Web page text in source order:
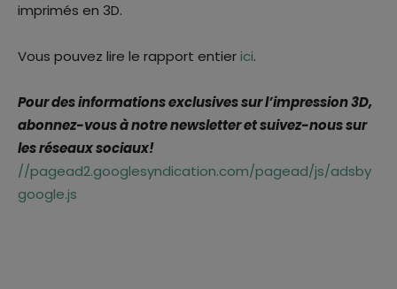
imprimés en 3D.
Vous pouvez lire le rapport entierici.
Pour des informations exclusives sur l’impression 3D,
abonnez-vous à notre newsletter et suivez-nous sur
les réseaux sociaux!
//pagead2.googlesyndication.com/pagead/js/adsby
google.js